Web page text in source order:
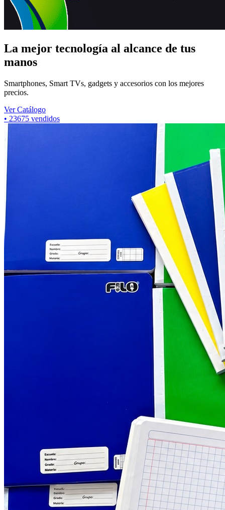
La mejor tecnología al alcance de tus
manos
Smartphones, Smart TVs, gadgets y accesorios con los mejores
precios.
Ver Catálogo
• 7318vendidos